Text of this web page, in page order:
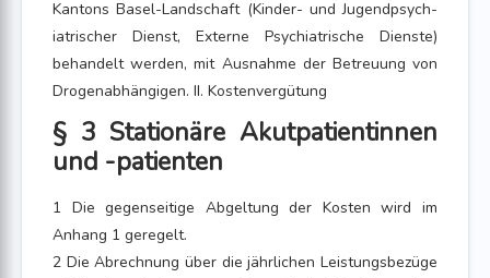
Kantons Basel-Landschaft (Kinder- und Jugendpsych-
iatrischer Dienst, Externe Psychiatrische Dienste)
behandelt werden, mit Ausnahme der Betreuung von
Drogenabhängigen. II. Kostenvergütung
§ 3 Stationäre Akutpatientinnen
und -patienten
1 Die gegenseitige Abgeltung der Kosten wird im
Anhang 1 geregelt.
2 Die Abrechnung über die jährlichen Leistungsbezüge